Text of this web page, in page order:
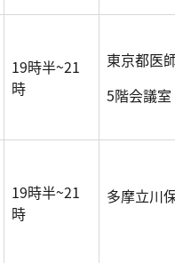
19時半~21
時
東京都医
5階会議室
19時半~21
時
多摩立川